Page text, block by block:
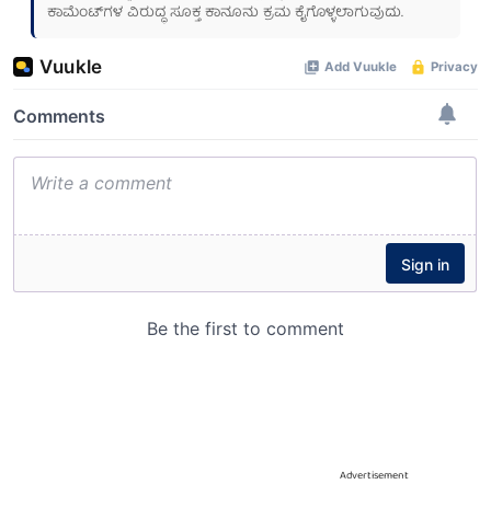
ಕಾಮೆಂಟ್‌ಗಳ ವಿರುದ್ಧ ಸೂಕ್ತ ಕಾನೂನು ಕ್ರಮ ಕೈಗೊಳ್ಳಲಾಗುವುದು.
Advertisement